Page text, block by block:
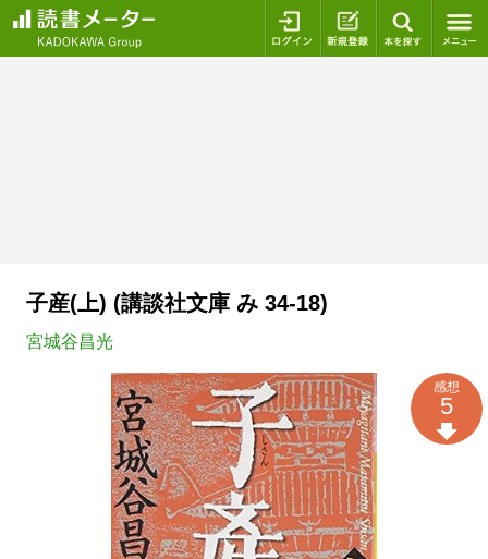
ログイン 新規登録
子産(上) (講談社文庫 み 34-18)
宮城谷昌光
感想
5